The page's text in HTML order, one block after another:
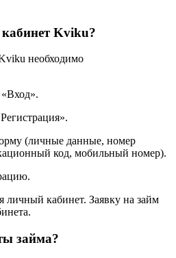
Kviku?
необходимо
(личные данные, номер
код, мобильный номер).
личный кабинет. Заявку на займ
займа?